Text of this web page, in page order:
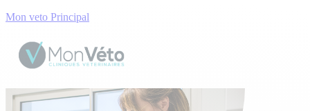
Mon veto Principal